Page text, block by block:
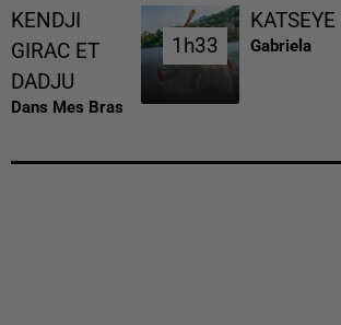
KENDJI
GIRAC ET
DADJU
Dans Mes Bras
1h33
1h33
KATSEYE
Gabriela